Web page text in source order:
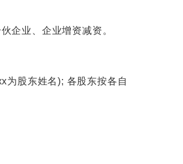
企业、企业增资减资。
股东姓名); 各股东按各自